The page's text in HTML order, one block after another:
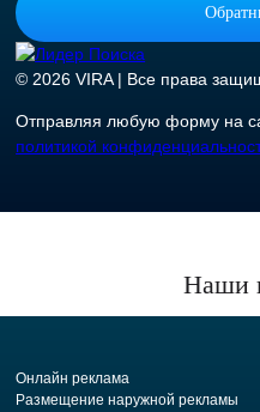
© 2026 VIRA | Все права
Отправляя любую форму на
политикой
Наши
Онлайн реклама
Размещение наружной рекламы